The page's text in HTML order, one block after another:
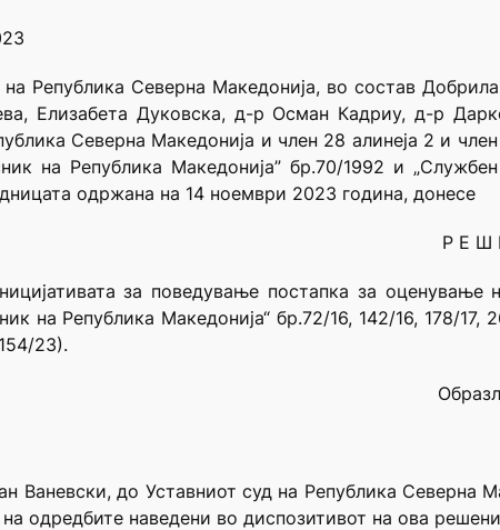
на Република Северна Македонија, во состав
Елизабета Дуковска, д-р Осман Кадриу, д-р
Северна Македонија и член 28 алинеја 2 и
на Република Македонија” бр.70/1992 и
одржана на 14 ноември 2023 година, донесе
Р Е Ш
за поведување постапка за
на Република Македонија“ бр.72/16, 142/16, 178/
23).
Ваневски, до Уставниот суд на Република Северна
на одредбите наведени во диспозитивот на ова